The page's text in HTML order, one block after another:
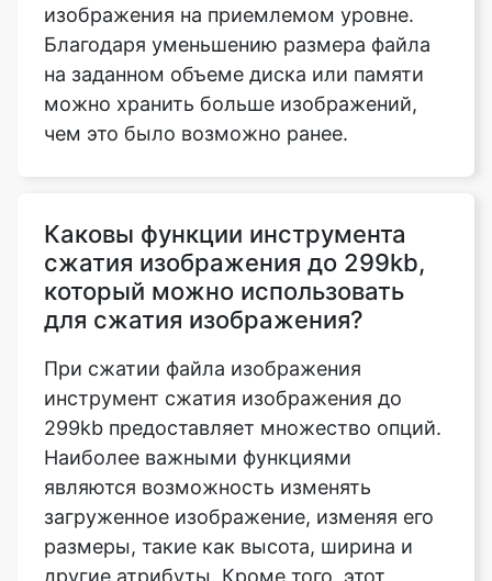
можно хранить больше изображений,
чем это было возможно ранее.
Каковы функции инструмента
для сжатия изображения?
При сжатии файла изображения
инструмент сжатия изображения до
299kb предоставляет множество опций.
Наиболее важными функциями
являются возможность изменять
загруженное изображение, изменяя его
размеры, такие как высота, ширина и
другие атрибуты. Кроме того, этот
инструмент сжатия изображений
отображает сжатие путем ввода